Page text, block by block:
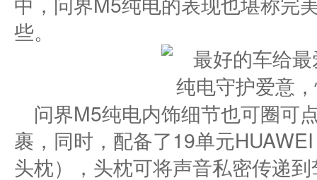
些。
问界M5纯电内饰细节也可圈可
裹，同时，配备了19单元
头枕），头枕可将声音私密传递